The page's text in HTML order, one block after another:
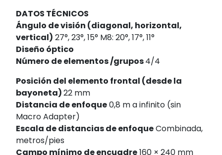
DATOS TÉCNICOS
Ángulo de visión (diagonal, horizontal,
vertical) 27°, 23°, 15° M8: 20°, 17°, 11°
Diseño óptico
Número de elementos /grupos4/4
Posición del elemento frontal (desde la
bayoneta)22 mm
Distancia de enfoque0,8 m a infinito (sin
Macro Adapter)
Escala de distancias de enfoqueCombinada,
metros/pies
Campo mínimo de encuadre160 × 240 mm